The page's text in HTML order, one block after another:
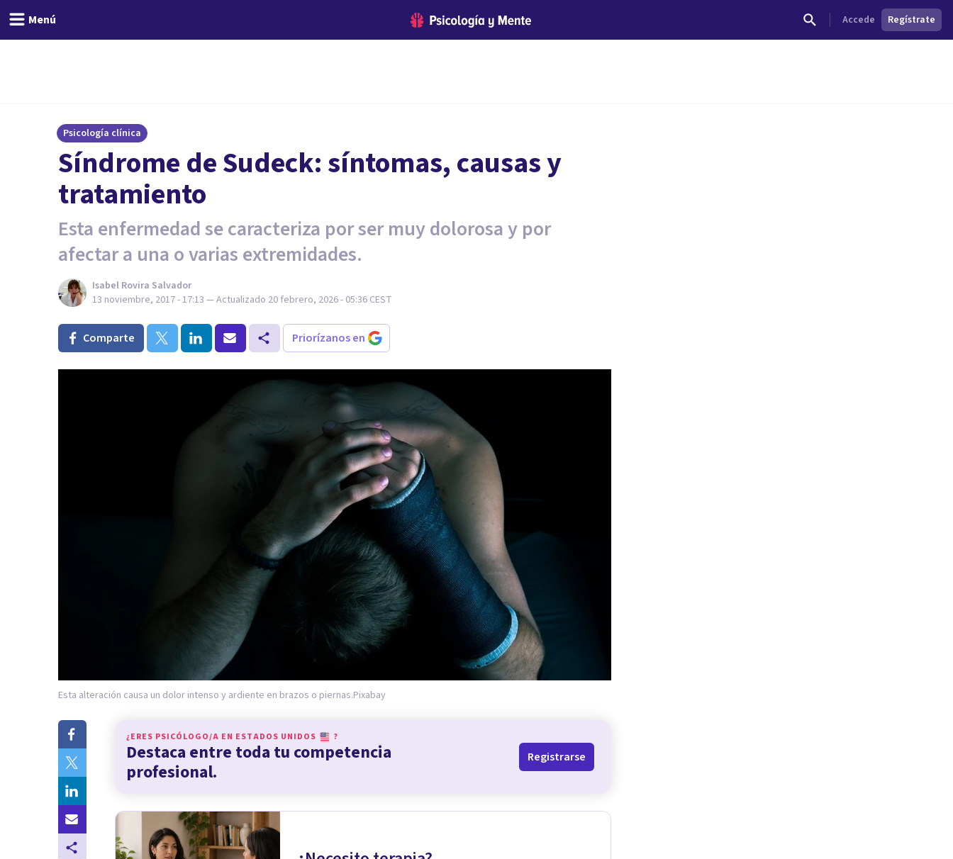
Menú Accede Regístrate
Psicología clínica
Síndrome de Sudeck: síntomas, causas y
tratamiento
Esta enfermedad se caracteriza por ser muy dolorosa y por
afectar a una o varias extremidades.
Isabel Rovira Salvador
13 noviembre, 2017 - 17:13 — Actualizado 20 febrero, 2026 - 05:36 CEST
Comparte Priorízanos en
Esta alteración causa un dolor intenso y ardiente en brazos o piernas.Pixabay
¿ERES PSICÓLOGO/A EN ESTADOS UNIDOS ?
Destaca entre toda tu competencia
profesional.
Registrarse